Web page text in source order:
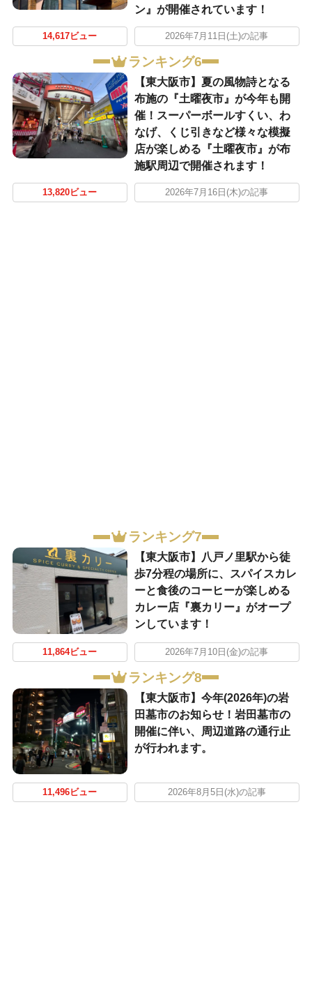
ン』が開催されています！
14,617ビュー 2026年7月11日(土)の記事
ランキング6
【東大阪市】夏の風物詩となる
布施の『土曜夜市』が今年も開
催！スーパーボールすくい、わ
なげ、くじ引きなど様々な模擬
店が楽しめる『土曜夜市』が布
施駅周辺で開催されます！
13,820ビュー 2026年7月16日(木)の記事
ランキング7
【東大阪市】八戸ノ里駅から徒
歩7分程の場所に、スパイスカレ
ーと食後のコーヒーが楽しめる
カレー店『裏カリー』がオープ
ンしています！
11,864ビュー 2026年7月10日(金)の記事
ランキング8
【東大阪市】今年(2026年)の岩
田墓市のお知らせ！岩田墓市の
開催に伴い、周辺道路の通行止
が行われます。
11,496ビュー 2026年8月5日(水)の記事